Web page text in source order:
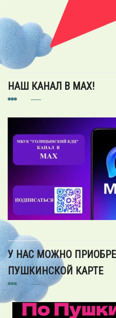
НАШ КАНАЛ В MAX!
У НАС МОЖНО
ПУШКИНСКОЙ КАРТЕ